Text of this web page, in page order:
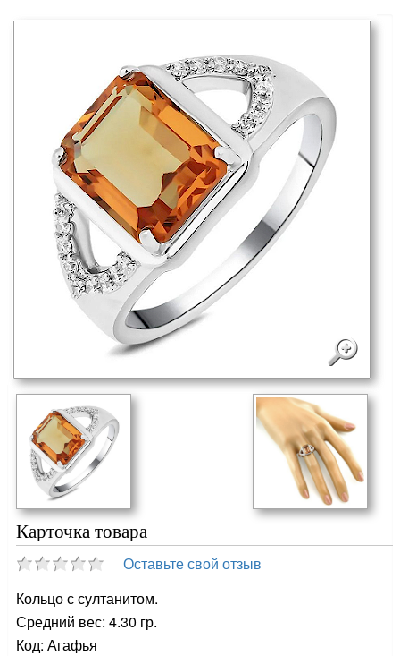
Карточка товара
Оставьте свой отзыв
Кольцо с султанитом.
Средний вес: 4.30 гр.
Код: Агафья